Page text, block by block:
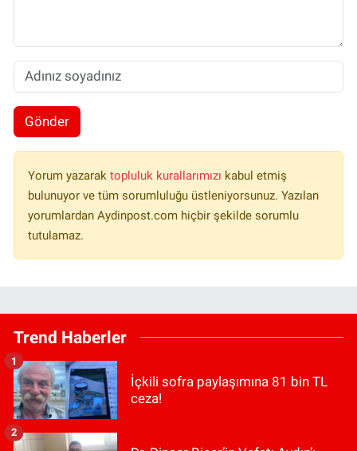
Gönder
Yorum yazarak topluluk kurallarımızı kabul etmiş
bulunuyor ve tüm sorumluluğu üstleniyorsunuz. Yazılan
yorumlardan Aydinpost.com hiçbir şekilde sorumlu
tutulamaz.
Trend Haberler
İçkili sofra paylaşımına 81 bin TL
ceza!
1
2